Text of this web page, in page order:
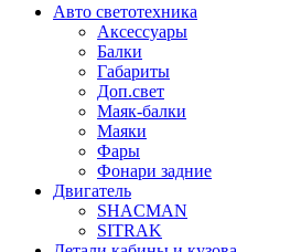
Авто светотехника
Аксессуары
Балки
Габариты
Доп.свет
Маяк-балки
Маяки
Фары
Фонари задние
Двигатель
SHACMAN
SITRAK